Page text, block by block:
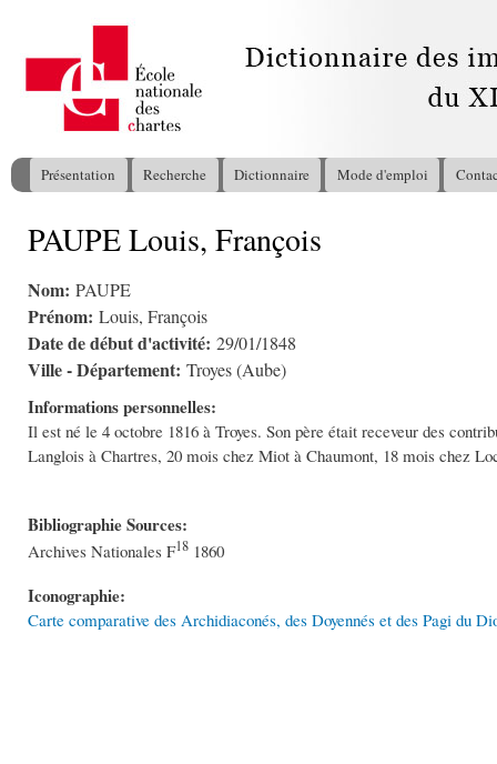
Menu principal
Présentation Recherche Dictionnaire Mode d'emploi
Vous êtes ici
PAUPE Louis, François
Nom: PAUPE
Prénom: Louis, François
Date de début d'activité: 29/01/1848
Ville - Département: Troyes (Aube)
Informations personnelles:
Il est né le 4 octobre 1816 à Troyes. Son père était receveur des
Langlois à Chartres, 20 mois chez Miot à Chaumont, 18 mois chez
Bibliographie Sources:
Archives Nationales F18 1860
Iconographie:
Carte comparative des Archidiaconés, des Doyennés et des Pagi du